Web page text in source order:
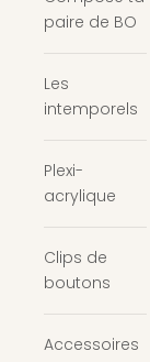
paire de BO
Les
intemporels
Plexi-
acrylique
Clips de
boutons
Accessoires